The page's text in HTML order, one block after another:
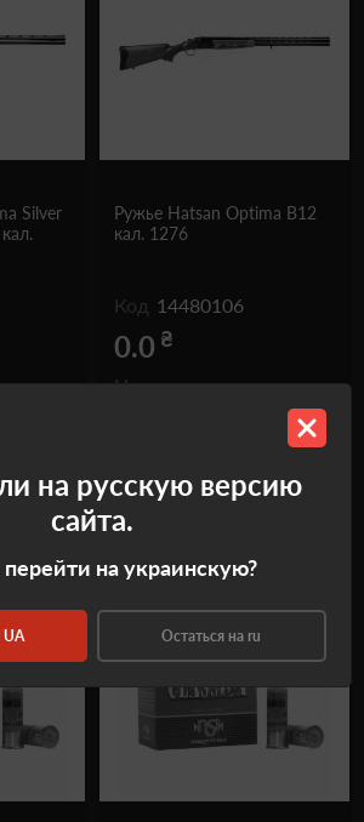
Silver
Ружье Hatsan Optima В12
кал. 1276
Код 14480106
0.0 ₴
Нет в наличии
Самовывоз
на русскую версию
сайта.
на украинскую?
UA Остаться на ru